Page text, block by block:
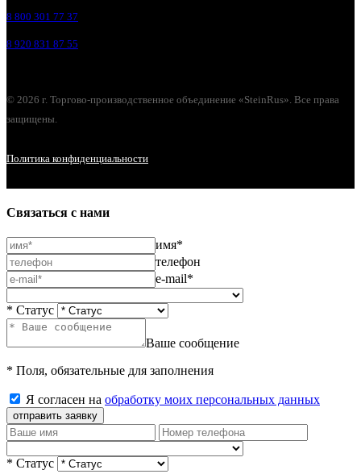
8 800 301 77 37
8 920 831 87 55
© 2026 г. Торгово-производственное объединение «SteinRus». Все права
защищены.
Политика конфиденциальности
Связаться с нами
имя*
телефон
e-mail*
* Статус
Ваше сообщение
* Поля, обязательные для заполнения
Я согласен на обработку моих персональных данных
отправить заявку
* Статус